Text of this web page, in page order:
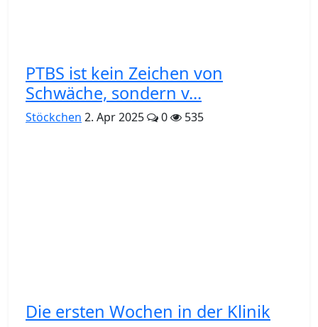
PTBS ist kein Zeichen von
Schwäche, sondern v...
Stöckchen 2. Apr 2025 0 535
Die ersten Wochen in der Klinik